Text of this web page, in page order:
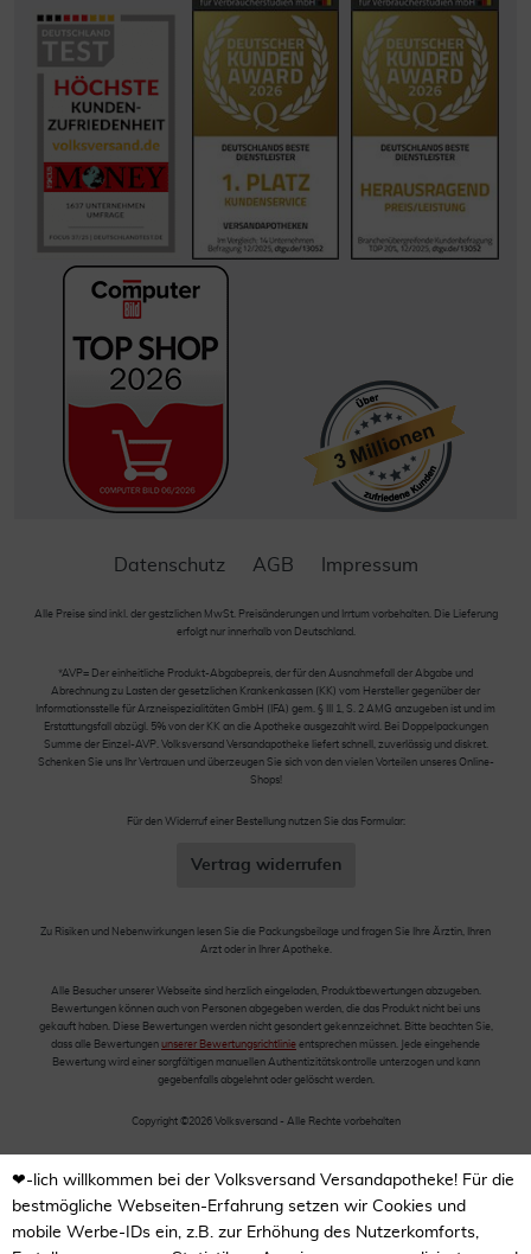
Datenschutz AGB Impressum
Alle Preise sind inkl. der gestzlichen MwSt. Preisänderungen und Irrtum vorbehalten. Die Lieferung
erfolgt nur innerhalb von Deutschland.
*AVP= Der einheitliche Produkt-Abgabepreis, der für den Ausnahmefall der Abgabe und
Abrechnung zu Lasten der gesetzlichen Krankenkassen (KK) vom Hersteller gegenüber der
Informationsstelle für Arzneispezialitäten GmbH (IFA) gem. § III 1, S. 2 AMG anzugeben ist und im
Erstattungsfall abzügl. 5% von der KK an die Apotheke ausgezahlt wird. Bei Doppelpackungen
Summe der Einzel-AVP. Volksversand Versandapotheke liefert schnell, zuverlässig und diskret.
Schenken Sie uns Ihr Vertrauen und überzeugen Sie sich von den vielen Vorteilen unseres Online-
Shops!
Für den Widerruf einer Bestellung nutzen Sie das Formular:
Vertrag widerrufen
Zu Risiken und Nebenwirkungen lesen Sie die Packungsbeilage und fragen Sie Ihre Ärztin, Ihren
Arzt oder in Ihrer Apotheke.
Alle Besucher unserer Webseite sind herzlich eingeladen, Produktbewertungen abzugeben.
Bewertungen können auch von Personen abgegeben werden, die das Produkt nicht bei uns
gekauft haben. Diese Bewertungen werden nicht gesondert gekennzeichnet. Bitte beachten Sie,
dass alle Bewertungen unserer Bewertungsrichtlinie entsprechen müssen. Jede eingehende
Bewertung wird einer sorgfältigen manuellen Authentizitätskontrolle unterzogen und kann
gegebenfalls abgelehnt oder gelöscht werden.
Copyright ©2026 Volksversand - Alle Rechte vorbehalten
❤-lich willkommen bei der Volksversand Versandapotheke! Für die
bestmögliche Webseiten-Erfahrung setzen wir Cookies und
mobile Werbe-IDs ein, z.B. zur Erhöhung des Nutzerkomforts,